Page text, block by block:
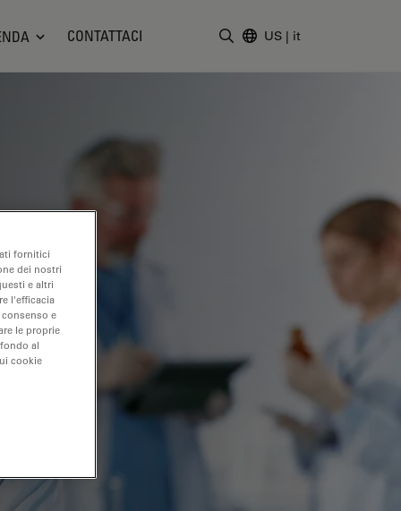
CONTATTACI US | it
fornitici
dei nostri
e altri
l'efficacia
e
le proprie
al
cookie